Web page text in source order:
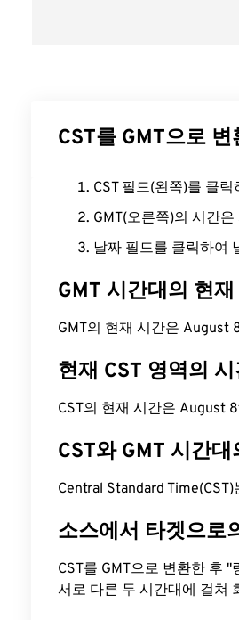
CST를 GMT으로 변
CST 필드(왼쪽)를 클
GMT(오른쪽)의 시간
날짜 필드를 클릭하여
GMT 시간대의 현
GMT의 현재 시간은
현재 CST 영역의
CST의 현재 시간은 August
CST와 GMT 시간
Central Standard
소스에서 타겟으로
CST를 GMT으로 변환한 후
서로 다른 두 시간대에 걸쳐